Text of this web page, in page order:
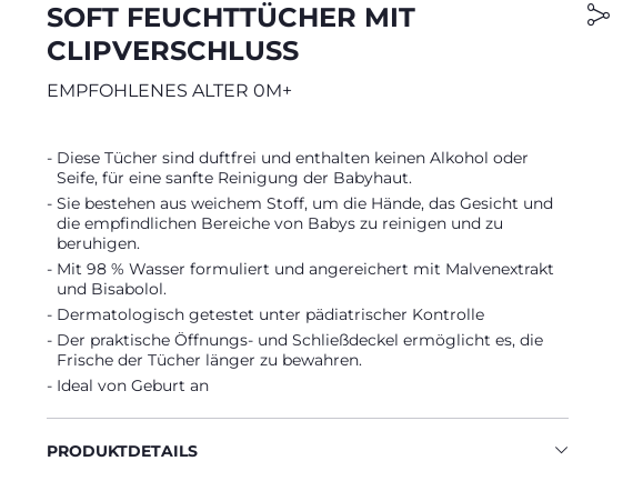
SOFT FEUCHTTÜCHER MIT
CLIPVERSCHLUSS
EMPFOHLENES ALTER 0M+
Diese Tücher sind duftfrei und enthalten keinen Alkohol oder
Seife, für eine sanfte Reinigung der Babyhaut.
Sie bestehen aus weichem Stoff, um die Hände, das Gesicht und
die empfindlichen Bereiche von Babys zu reinigen und zu
beruhigen.
Mit 98 % Wasser formuliert und angereichert mit Malvenextrakt
und Bisabolol.
Dermatologisch getestet unter pädiatrischer Kontrolle
Der praktische Öffnungs- und Schließdeckel ermöglicht es, die
Frische der Tücher länger zu bewahren.
Ideal von Geburt an
PRODUKTDETAILS